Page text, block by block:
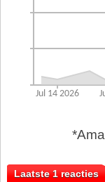
Laatste 1 reacties